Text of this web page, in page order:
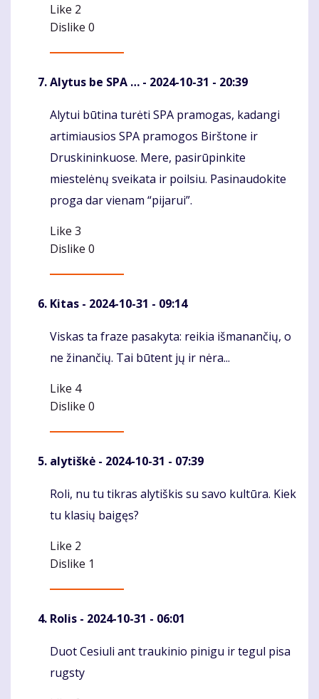
Like 2
Dislike 0
Alytus be SPA … - 2024-10-31 - 20:39
Komentaras
Alytui būtina turėti SPA pramogas, kadangi
artimiausios SPA pramogos Birštone ir
Druskininkuose. Mere, pasirūpinkite
miestelėnų sveikata ir poilsiu. Pasinaudokite
proga dar vienam “pijarui”.
Like 3
Dislike 0
Kitas - 2024-10-31 - 09:14
Komentaras
Viskas ta fraze pasakyta: reikia išmanančių, o
ne žinančių. Tai būtent jų ir nėra...
Like 4
Dislike 0
alytiškė - 2024-10-31 - 07:39
Komentaras
Roli, nu tu tikras alytiškis su savo kultūra. Kiek
tu klasių baigęs?
Like 2
Dislike 1
Rolis - 2024-10-31 - 06:01
Komentaras
Duot Cesiuli ant traukinio pinigu ir tegul pisa
rugsty